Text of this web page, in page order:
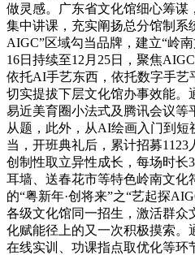
做灵感。广东省文化馆细心筹谋
集中讲课，充实阐扬总分馆制系
AIGC”区域勾当品牌，建立“岭
16日持续至12月25日，聚焦
依托AI手艺东西，依托数字手艺
切实提拔下层文化馆办事效能。
易近美育圈小法式及腾讯会议等
从题，此外，从AI绘画入门到短
当，开班典礼后，累计招募
创制性取立异性成长，每场时长
耳墙、送春花市等特色岭南文化
的“粤新年·创将来”之“艺起探
各级文化馆同一招生，激活群众
化赋能径上的又一次积极摸索。
在线实训、功课指点取优化等环